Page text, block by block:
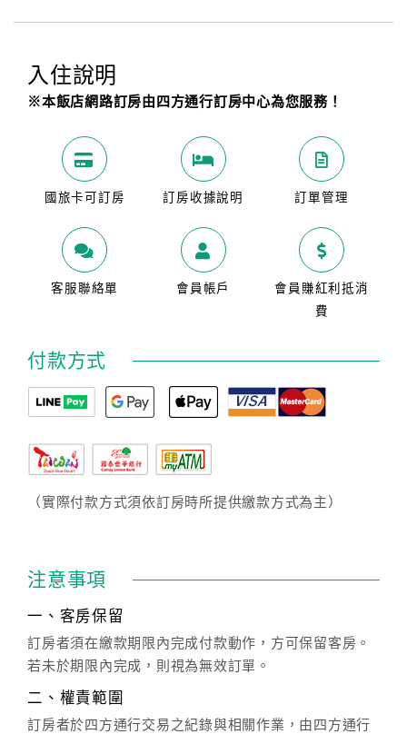
入住說明
※本飯店網路訂房由四方通行訂房中心為您服務！
國旅卡可訂房 訂房收據說明 訂單管理
客服聯絡單 會員帳戶
會員賺紅利抵消
費
付款方式
（實際付款方式須依訂房時所提供繳款方式為主）
注意事項
一、客房保留
訂房者須在繳款期限內完成付款動作，方可保留客房。
若未於期限內完成，則視為無效訂單。
二、權責範圍
訂房者於四方通行交易之紀錄與相關作業，由四方通行